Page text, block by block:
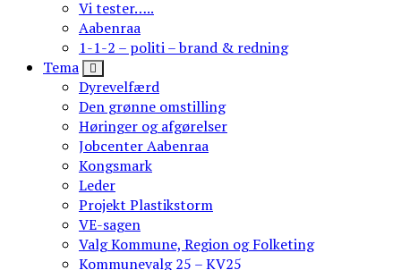
Vi tester…..
Aabenraa
1-1-2 – politi – brand & redning
Tema
Dyrevelfærd
Den grønne omstilling
Høringer og afgørelser
Jobcenter Aabenraa
Kongsmark
Leder
Projekt Plastikstorm
VE-sagen
Valg Kommune, Region og Folketing
Kommunevalg 25 – KV25